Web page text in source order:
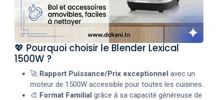
💖 Pourquoi choisir le Blender Lexical
1500W ?
🚀 Rapport Puissance/Prix exceptionnel avec un
moteur de 1500W accessible pour toutes les cuisines.
🎨 Format Familial grâce à sa capacité généreuse de